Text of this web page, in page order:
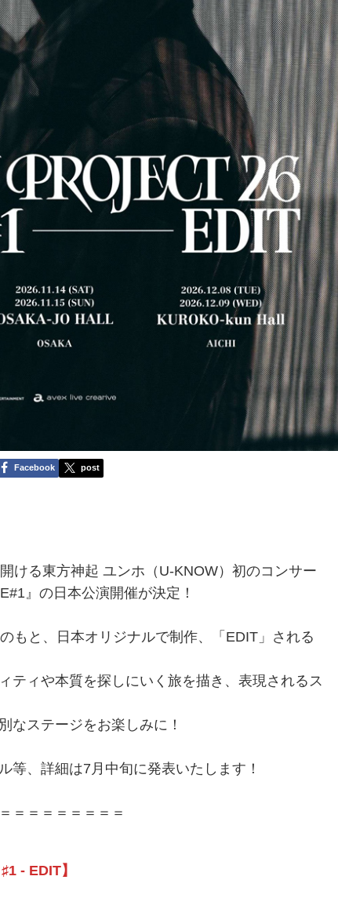
Facebook post
ける東方神起 ユンホ（U-KNOW）初のコンサー
』の日本公演開催が決定！
もと、日本オリジナルで制作、「EDIT」される
ティや本質を探しにいく旅を描き、表現されるス
なステージをお楽しみに！
等、詳細は7月中旬に発表いたします！
＝＝＝＝＝＝＝＝
- EDIT】